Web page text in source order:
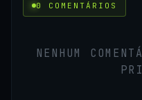
0 COMENTÁRIOS
NENHUM